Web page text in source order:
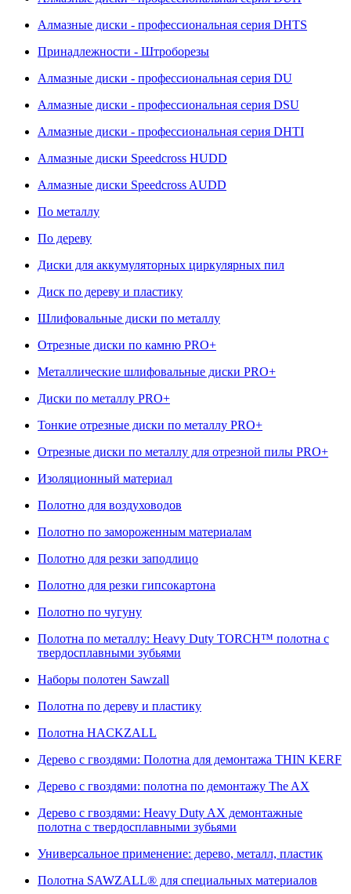
Алмазные диски - профессиональная серия DHTS
Принадлежности - Штроборезы
Алмазные диски - профессиональная серия DU
Алмазные диски - профессиональная серия DSU
Алмазные диски - профессиональная серия DHTI
Алмазные диски Speedcross HUDD
Алмазные диски Speedcross AUDD
По металлу
По дереву
Диски для аккумуляторных циркулярных пил
Диск по дереву и пластику
Шлифовальные диски по металлу
Отрезные диски по камню PRO+
Металлические шлифовальные диски PRO+
Диски по металлу PRO+
Тонкие отрезные диски по металлу PRO+
Отрезные диски по металлу для отрезной пилы PRO+
Изоляционный материал
Полотно для воздуховодов
Полотно по замороженным материалам
Полотно для резки заподлицо
Полотно для резки гипсокартона
Полотно по чугуну
Полотна по металлу: Heavy Duty TORCH™ полотна с
твердосплавными зубьями
Наборы полотен Sawzall
Полотна по дереву и пластику
Полотна HACKZALL
Дерево с гвоздями: Полотна для демонтажа THIN KERF
Дерево с гвоздями: полотна по демонтажу The AX
Дерево с гвоздями: Heavy Duty AX демонтажные
полотна с твердосплавными зубьями
Универсальное применение: дерево, металл, пластик
Полотна SAWZALL® для специальных материалов